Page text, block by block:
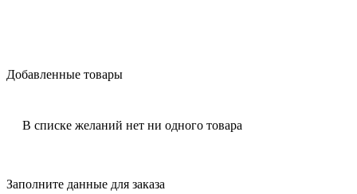
Добавленные товары
В списке желаний нет ни одного товара
Заполните данные для заказа